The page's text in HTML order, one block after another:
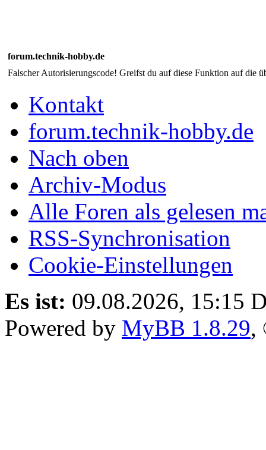
forum.technik-hobby.de
Falscher Autorisierungscode! Greifst du auf diese Funktion auf die
Kontakt
forum.technik-hobby.de
Nach oben
Archiv-Modus
Alle Foren als gelesen
RSS-Synchronisation
Cookie-Einstellungen
Es ist: 09.08.2026, 15:15
Powered by MyBB 1.8.29,